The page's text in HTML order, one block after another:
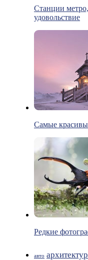
Станции
удовольствие
Самые
Редкие
авто